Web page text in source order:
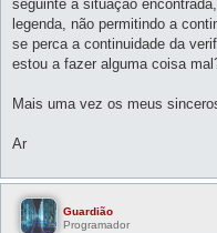
seguinte à situação
legenda, não permitindo a
se perca a continuidade da
estou a fazer alguma coisa
Mais uma vez os meus
Ar
Guardião
Programador